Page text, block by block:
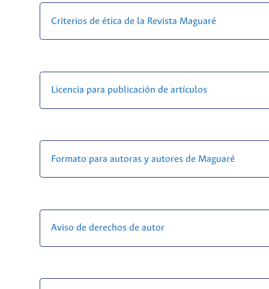
Criterios de ética de la Revista Maguaré
Licencia para publicación de artículos
Formato para autoras y autores de Maguaré
Aviso de derechos de autor